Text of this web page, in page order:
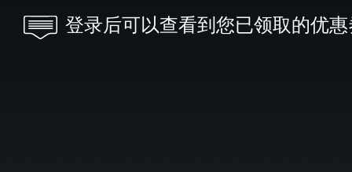
登录后可以查看到您已领取的优